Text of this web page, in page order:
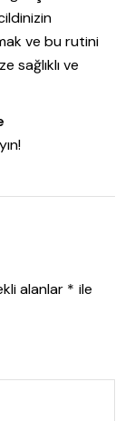
ve bu rutini
sağlıklı ve
alanlar * ile